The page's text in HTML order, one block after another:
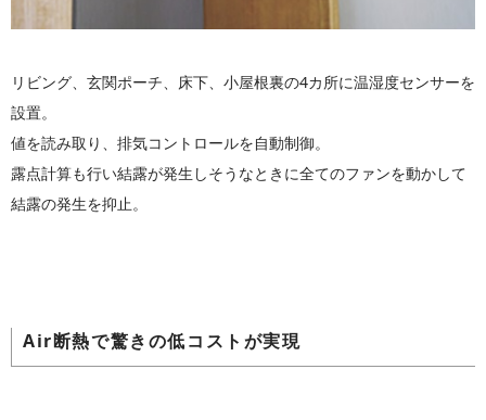
リビング、玄関ポーチ、床下、小屋根裏の4カ所に温湿度センサーを
設置。
値を読み取り、排気コントロールを自動制御。
露点計算も行い結露が発生しそうなときに全てのファンを動かして
結露の発生を抑止。
Air断熱で驚きの低コストが実現